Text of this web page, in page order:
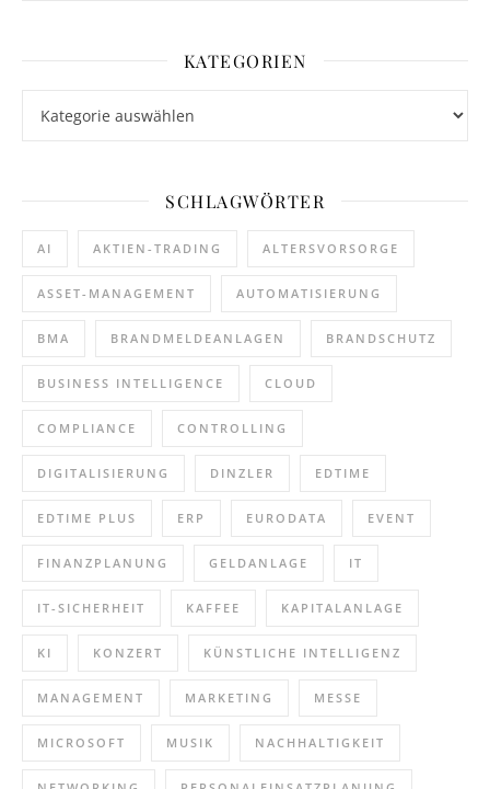
KATEGORIEN
SCHLAGWÖRTER
AI AKTIEN-TRADING ALTERSVORSORGE
ASSET-MANAGEMENT AUTOMATISIERUNG
BMA BRANDMELDEANLAGEN BRANDSCHUTZ
BUSINESS INTELLIGENCE CLOUD
COMPLIANCE CONTROLLING
DIGITALISIERUNG DINZLER EDTIME
EDTIME PLUS ERP EURODATA EVENT
FINANZPLANUNG GELDANLAGE IT
IT-SICHERHEIT KAFFEE KAPITALANLAGE
KI KONZERT KÜNSTLICHE INTELLIGENZ
MANAGEMENT MARKETING MESSE
MICROSOFT MUSIK NACHHALTIGKEIT